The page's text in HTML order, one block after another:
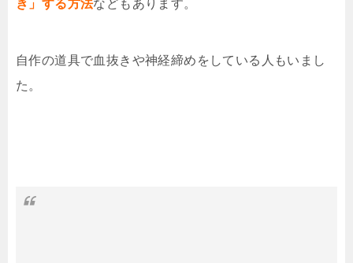
き」する方法などもあります。
自作の道具で血抜きや神経締めをしている人もいまし
た。